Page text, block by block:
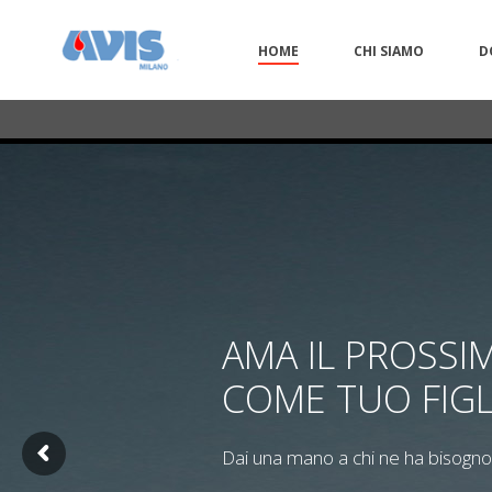
HOME CHI SIAMO
AMA IL
COME TUO
Dai una mano a chi ne ha